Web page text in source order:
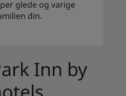
glede og varige
din.
Inn by